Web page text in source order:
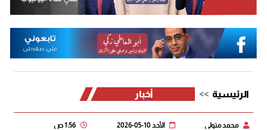
الرئيسية أخبار
محمد متولي الأحد 10-05-2026 1:56 ص